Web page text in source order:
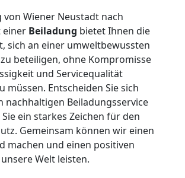
von Wiener Neustadt nach
einer Beiladung bietet Ihnen die
sich an einer umweltbewussten
beteiligen, ohne Kompromisse
und Servicequalität
müssen. Entscheiden Sie sich
nachhaltigen Beiladungsservice
ein starkes Zeichen für den
Gemeinsam können wir einen
machen und einen positiven
Welt leisten.